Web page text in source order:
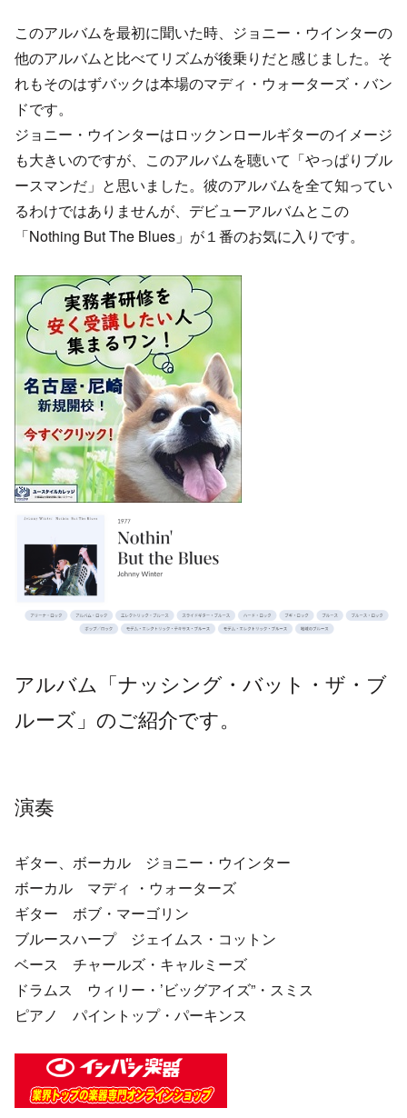
このアルバムを最初に聞いた時、ジョニー・ウインターの
他のアルバムと比べてリズムが後乗りだと感じました。そ
れもそのはずバックは本場のマディ・ウォーターズ・バン
ドです。
ジョニー・ウインターはロックンロールギターのイメージ
も大きいのですが、このアルバムを聴いて「やっぱりブル
ースマンだ」と思いました。彼のアルバムを全て知ってい
るわけではありませんが、デビューアルバムとこの
「Nothing But The Blues」が１番のお気に入りです。
アルバム「ナッシング・バット・ザ・ブ
ルーズ」のご紹介です。
演奏
ギター、ボーカル ジョニー・ウインター
ボーカル マディ ・ウォーターズ
ギター ボブ・マーゴリン
ブルースハープ ジェイムス・コットン
ベース チャールズ・キャルミーズ
ドラムス ウィリー・’ビッグアイズ”・スミス
ピアノ パイントップ・パーキンス